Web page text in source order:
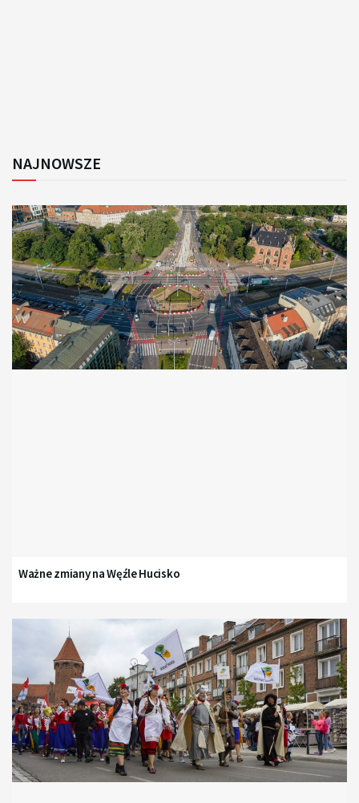
NAJNOWSZE
Ważne zmiany na Węźle Hucisko